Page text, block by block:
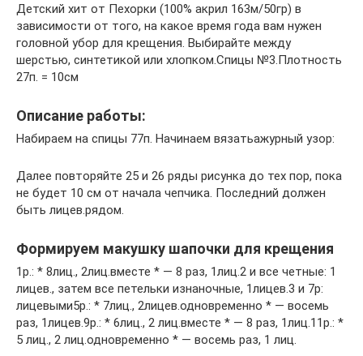
Детский хит от Пехорки (100% акрил 163м/50гр) в
зависимости от того, на какое время года вам нужен
головной убор для крещения. Выбирайте между
шерстью, синтетикой или хлопком.Спицы №3.Плотность
27п. = 10см
Описание работы:
Набираем на спицы 77п. Начинаем вязатьажурный узор:
Далее повторяйте 25 и 26 ряды рисунка до тех пор, пока
не будет 10 см от начала чепчика. Последний должен
быть лицев.рядом.
Формируем макушку шапочки для крещения
1р.: * 8лиц., 2лиц.вместе * — 8 раз, 1лиц.2 и все четные: 1
лицев., затем все петельки изнаночные, 1лицев.3 и 7р:
лицевыми5р.: * 7лиц., 2лицев.одновременно * — восемь
раз, 1лицев.9р.: * 6лиц., 2 лиц.вместе * — 8 раз, 1лиц.11р.: *
5 лиц., 2 лиц.одновременно * — восемь раз, 1 лиц.